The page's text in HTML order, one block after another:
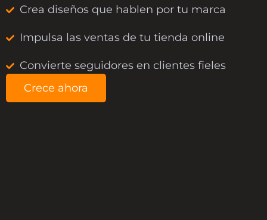
Crea diseños que hablen por tu marca
Impulsa las ventas de tu tienda online
Convierte seguidores en clientes fieles
Crece ahora